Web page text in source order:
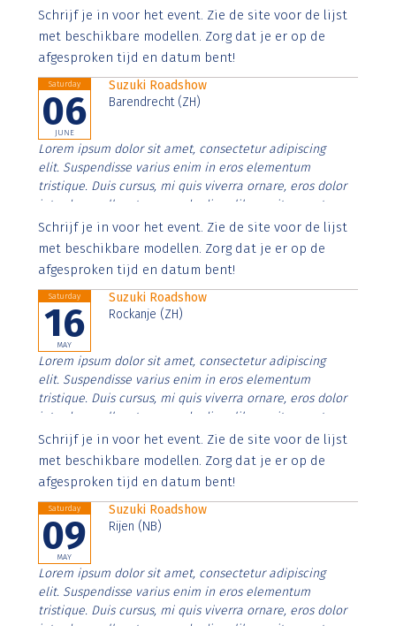
Aenean faucibus nibh et justo cursus id rutrum lorem
imperdiet. Nunc ut sem vitae risus tristique posuere.
Schrijf je in voor het event. Zie de site voor de lijst
met beschikbare modellen. Zorg dat je er op de
afgesproken tijd en datum bent!
Saturday
06
JUNE
Suzuki Roadshow
Barendrecht (ZH)
Lorem ipsum dolor sit amet, consectetur adipiscing
elit. Suspendisse varius enim in eros elementum
tristique. Duis cursus, mi quis viverra ornare, eros dolor
interdum nulla, ut commodo diam libero vitae erat.
Aenean faucibus nibh et justo cursus id rutrum lorem
imperdiet. Nunc ut sem vitae risus tristique posuere.
Schrijf je in voor het event. Zie de site voor de lijst
met beschikbare modellen. Zorg dat je er op de
afgesproken tijd en datum bent!
Saturday
16
MAY
Suzuki Roadshow
Rockanje (ZH)
Lorem ipsum dolor sit amet, consectetur adipiscing
elit. Suspendisse varius enim in eros elementum
tristique. Duis cursus, mi quis viverra ornare, eros dolor
interdum nulla, ut commodo diam libero vitae erat.
Aenean faucibus nibh et justo cursus id rutrum lorem
imperdiet. Nunc ut sem vitae risus tristique posuere.
Schrijf je in voor het event. Zie de site voor de lijst
met beschikbare modellen. Zorg dat je er op de
afgesproken tijd en datum bent!
Saturday
09
MAY
Suzuki Roadshow
Rijen (NB)
Lorem ipsum dolor sit amet, consectetur adipiscing
elit. Suspendisse varius enim in eros elementum
tristique. Duis cursus, mi quis viverra ornare, eros dolor
interdum nulla, ut commodo diam libero vitae erat.